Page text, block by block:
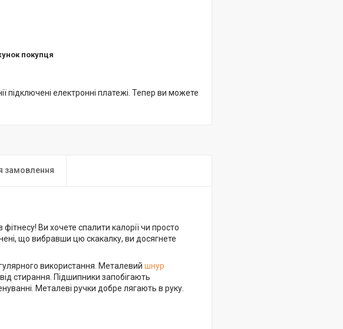
покупця
підключені електронні платежі. Тепер ви можете
замовлення
Ви хочете спалити калорії чи просто
що вибравши цю скакалку, ви досягнете
використання. Металевий шнур
стирання. Підшипники запобігають
Металеві ручки добре лягають в руку.